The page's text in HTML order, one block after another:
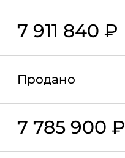
7 911 840 ₽
Продано
7 785 900 ₽